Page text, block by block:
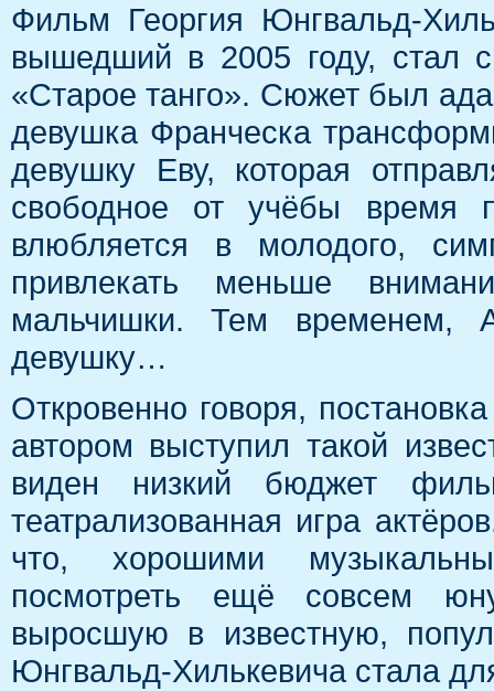
Фильм Георгия Юнгвальд-
вышедший в 2005 году, стал
«Старое танго». Сюжет был
девушка Франческа
девушку Еву, которая
свободное от учёбы время
влюбляется в молодого,
привлекать меньше
мальчишки. Тем временем,
девушку…
Откровенно говоря,
автором выступил такой
виден низкий бюджет
театрализованная игра
что, хорошими
посмотреть ещё совсем
выросшую в известную,
Юнгвальд-Хилькевича стала